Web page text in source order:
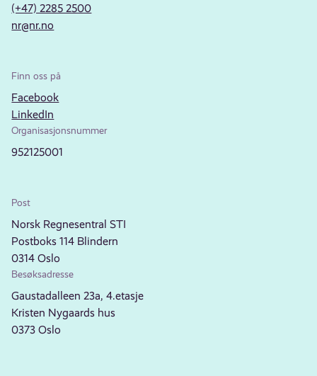
(+47) 2285 2500
nr@nr.no
Finn oss på
Facebook
LinkedIn
Organisasjonsnummer
952125001
Post
Norsk Regnesentral STI
Postboks 114 Blindern
0314 Oslo
Besøksadresse
Gaustadalleen 23a, 4.etasje
Kristen Nygaards hus
0373 Oslo